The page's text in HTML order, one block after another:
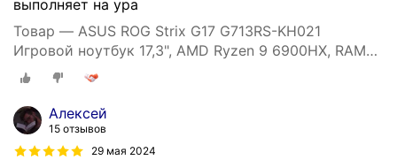
выполняет на ура
Товар — ASUS ROG Strix G17 G713RS-KH021
Игровой ноутбук 17,3", AMD Ryzen 9 6900HX, RAM
16 ГБ, SSD 1000 ГБ, NVIDIA GeForce RTX 3080 (8 Гб),
Windows 11 Pro, (90NR0BA4-M00440), серый,
Русская раскладка
Алексей
15 отзывов
29 мая 2024